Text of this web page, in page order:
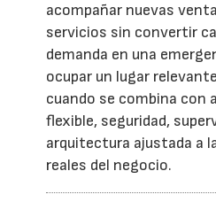
acompañar nuevas
servicios sin convertir
demanda en una
ocupar un lugar
cuando se combina con
flexible, seguridad,
arquitectura ajustada a
reales del negocio.